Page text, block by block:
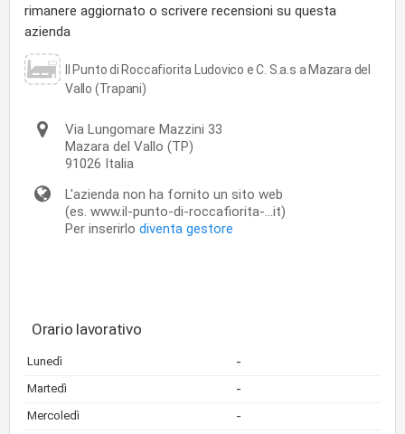
rimanere aggiornato o scrivere recensioni su questa
azienda
Il Punto di Roccafiorita Ludovico e C. S.a.s a Mazara del
Vallo (Trapani)
Via Lungomare Mazzini 33
Mazara del Vallo (TP)
91026 Italia
L'azienda non ha fornito un sito web
(es. www.il-punto-di-roccafiorita-...it)
Per inserirlo diventa gestore
Orario lavorativo
Lunedì -
Martedì -
Mercoledì -